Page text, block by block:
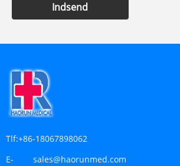
Indsend
Tlf:+86-18067898062
E-
sales@haorunmed.com